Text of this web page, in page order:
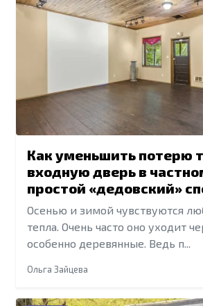
Как уменьшить потерю
входную дверь в
простой «дедовский»
Осенью и зимой чувствуются
тепла. Очень часто оно уходит
особенно деревянные. Ведь п...
Ольга Зайцева